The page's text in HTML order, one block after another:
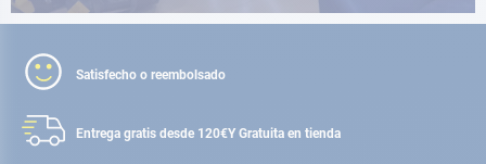
Satisfecho o reembolsado
Entrega gratis desde 120€Y Gratuita en tienda